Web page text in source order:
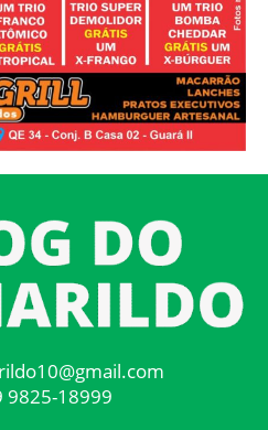
9825-18999